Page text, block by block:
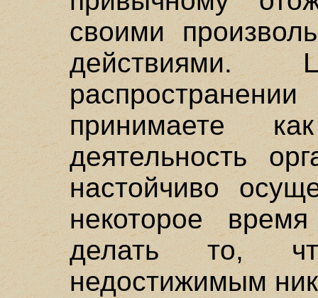
своими
принимаете
деятельность
настойчиво
некоторое
делать то,
недостижимым